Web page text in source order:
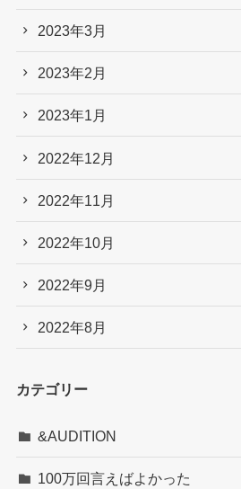
2023年3月
2023年2月
2023年1月
2022年12月
2022年11月
2022年10月
2022年9月
2022年8月
カテゴリー
&AUDITION
100万回言えばよかった